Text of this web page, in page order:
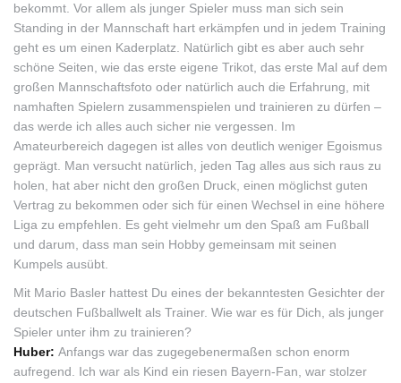
bekommt. Vor allem als junger Spieler muss man sich sein
Standing in der Mannschaft hart erkämpfen und in jedem Training
geht es um einen Kaderplatz. Natürlich gibt es aber auch sehr
schöne Seiten, wie das erste eigene Trikot, das erste Mal auf dem
großen Mannschaftsfoto oder natürlich auch die Erfahrung, mit
namhaften Spielern zusammenspielen und trainieren zu dürfen –
das werde ich alles auch sicher nie vergessen. Im
Amateurbereich dagegen ist alles von deutlich weniger Egoismus
geprägt. Man versucht natürlich, jeden Tag alles aus sich raus zu
holen, hat aber nicht den großen Druck, einen möglichst guten
Vertrag zu bekommen oder sich für einen Wechsel in eine höhere
Liga zu empfehlen. Es geht vielmehr um den Spaß am Fußball
und darum, dass man sein Hobby gemeinsam mit seinen
Kumpels ausübt.
Mit Mario Basler hattest Du eines der bekanntesten Gesichter der
deutschen Fußballwelt als Trainer. Wie war es für Dich, als junger
Spieler unter ihm zu trainieren?
Huber: Anfangs war das zugegebenermaßen schon enorm
aufregend. Ich war als Kind ein riesen Bayern-Fan, war stolzer